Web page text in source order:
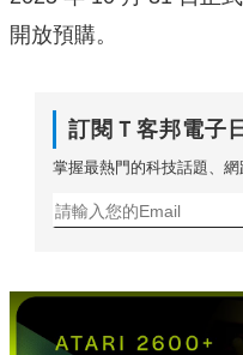
開放預購。
訂閱Ｔ客邦電子
掌握最熱門的科技話題、